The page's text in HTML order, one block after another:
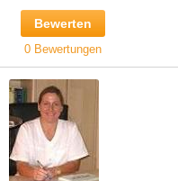
Bewerten
0 Bewertungen